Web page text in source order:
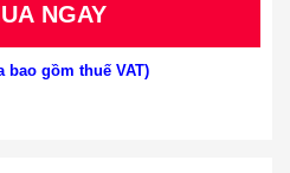
NGAY
gồm thuế VAT)